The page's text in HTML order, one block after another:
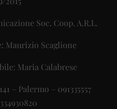
Soc. Coop. A.R.L.
Maurizio Scaglione
Maria Calabrese
– Palermo – 091335557